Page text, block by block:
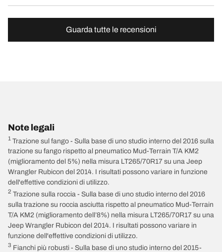
Guarda tutte le recensioni
Note legali
1 Trazione sul fango - Sulla base di uno studio interno del 2016 sulla
trazione su fango rispetto al pneumatico Mud-Terrain T/A KM2
(miglioramento del 5%) nella misura LT265/70R17 su una Jeep
Wrangler Rubicon del 2014. I risultati possono variare in funzione
dell'effettive condizioni di utilizzo.
2 Trazione sulla roccia - Sulla base di uno studio interno del 2016
sulla trazione su roccia asciutta rispetto al pneumatico Mud-Terrain
T/A KM2 (miglioramento dell’8%) nella misura LT265/70R17 su una
Jeep Wrangler Rubicon del 2014. I risultati possono variare in
funzione dell'effettive condizioni di utilizzo.
3 Fianchi più robusti - Sulla base di uno studio interno del 2015-